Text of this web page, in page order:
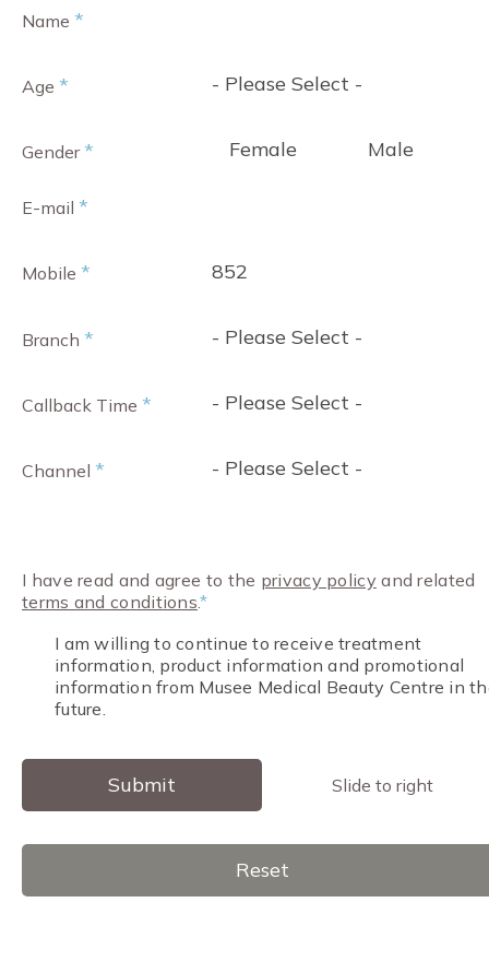
Name *
Age * - Please Select -
Gender * Female Male
E-mail *
Mobile * 852
Branch * - Please Select -
Callback Time * - Please Select -
Channel * - Please Select -
I have read and agree to the privacy policy and related
terms and conditions.*
I am willing to continue to receive treatment
information, product information and promotional
information from Musee Medical Beauty Centre in
future.
Submit Slide to right
Reset